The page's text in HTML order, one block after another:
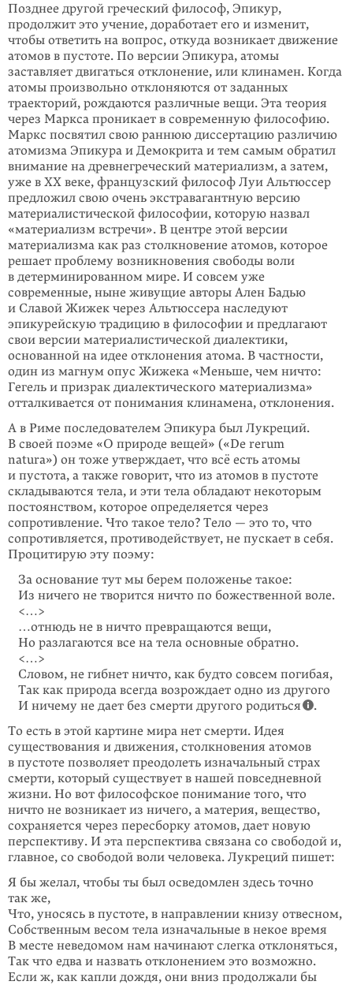
Позднее другой греческий философ, Эпикур,
продолжит это учение, доработает его и изменит,
чтобы ответить на вопрос, откуда возникает движение
атомов в пустоте. По версии Эпикура, атомы
заставляет двигаться отклонение, или клинамен. Когда
атомы произвольно отклоняются от заданных
траекторий, рождаются различные вещи. Эта теория
через Маркса проникает в современную философию.
Маркс посвятил свою раннюю диссертацию различию
атомизма Эпикура и Демокрита и тем самым обратил
внимание на древнегреческий материализм, а затем,
уже в ХХ веке, французский философ Луи Альтюссер
предложил свою очень экстравагантную версию
материалистической философии, которую назвал
«материализм встречи». В центре этой версии
материализма как раз столкновение атомов, которое
решает проблему возникновения свободы воли
в детерминированном мире. И совсем уже
современные, ныне живущие авторы Ален Бадью
и Славой Жижек через Альтюссера наследуют
эпикурейскую традицию в философии и предлагают
свои версии материалистической диалектики,
основанной на идее отклонения атома. В частности,
один из магнум опус Жижека «Меньше, чем ничто:
Гегель и призрак диалектического материализма»
отталкивается от понимания клинамена, отклонения.
А в Риме последователем Эпикура был Лукреций.
В своей поэме «О природе вещей» («De rerum
natura») он тоже утверждает, что всё есть атомы
и пустота, а также говорит, что из атомов в пустоте
складываются тела, и эти тела обладают некоторым
постоянством, которое определяется через
сопротивление. Что такое тело? Тело — это то, что
сопротивляется, противодействует, не пускает в себя.
Процитирую эту поэму:
За основание тут мы берем положенье такое:
Из ничего не творится ничто по божественной воле.
<…>
…отнюдь не в ничто превращаются вещи,
Но разлагаются все на тела основные обратно.
<…>
Словом, не гибнет ничто, как будто совсем погибая,
Так как природа всегда возрождает одно из другого
И ничему не дает без смерти другого родиться
.
То есть в этой картине мира нет смерти. Идея
существования и движения, столкновения атомов
в пустоте позволяет преодолеть изначальный страх
смерти, который существует в нашей повседневной
жизни. Но вот философское понимание того, что
ничто не возникает из ничего, а материя, вещество,
сохраняется через пересборку атомов, дает новую
перспективу. И эта перспектива связана со свободой и,
главное, со свободой воли человека. Лукреций пишет:
Я бы желал, чтобы ты был осведомлен здесь точно
так же,
Что, уносясь в пустоте, в направлении книзу отвесном,
Собственным весом тела изначальные в некое время
В месте неведомом нам начинают слегка отклоняться,
Так что едва и назвать отклонением это возможно.
Если ж, как капли дождя, они вниз продолжали бы